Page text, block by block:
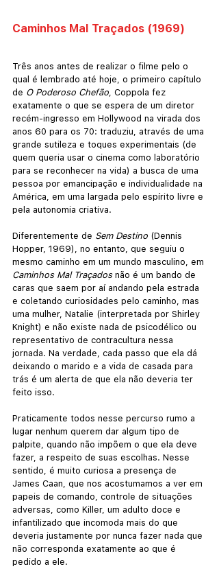
Caminhos Mal Traçados (1969)
Três anos antes de realizar o filme pelo o
qual é lembrado até hoje, o primeiro capítulo
de O Poderoso Chefão , Coppola fez
exatamente o que se espera de um diretor
recém-ingresso em Hollywood na virada dos
anos 60 para os 70: traduziu, através de uma
grande sutileza e toques experimentais (de
quem queria usar o cinema como laboratório
para se reconhecer na vida) a busca de uma
pessoa por emancipação e individualidade na
América, em uma largada pelo espírito livre e
pela autonomia criativa.
Diferentemente de Sem Destino (Dennis
Hopper, 1969), no entanto, que seguiu o
mesmo caminho em um mundo masculino, em
Caminhos Mal Traçados não é um bando de
caras que saem por aí andando pela estrada
e coletando curiosidades pelo caminho, mas
uma mulher, Natalie (interpretada por Shirley
Knight) e não existe nada de psicodélico ou
representativo de contracultura nessa
jornada. Na verdade, cada passo que ela dá
deixando o marido e a vida de casada para
trás é um alerta de que ela não deveria ter
feito isso.
Praticamente todos nesse percurso rumo a
lugar nenhum querem dar algum tipo de
palpite, quando não impõem o que ela deve
fazer, a respeito de suas escolhas. Nesse
sentido, é muito curiosa a presença de
James Caan, que nos acostumamos a ver em
papeis de comando, controle de situações
adversas, como Killer, um adulto doce e
infantilizado que incomoda mais do que
deveria justamente por nunca fazer nada que
não corresponda exatamente ao que é
pedido a ele.